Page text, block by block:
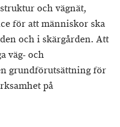
och vägnät,
för att människor ska
och i skärgården. Att
väg- och
grundförutsättning för
på